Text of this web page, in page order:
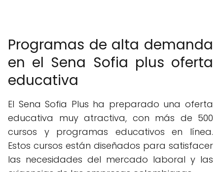
Programas de alta demanda
en el Sena Sofia plus oferta
educativa
El Sena Sofia Plus ha preparado una oferta
educativa muy atractiva, con más de 500
cursos y programas educativos en línea.
Estos cursos están diseñados para satisfacer
las necesidades del mercado laboral y las